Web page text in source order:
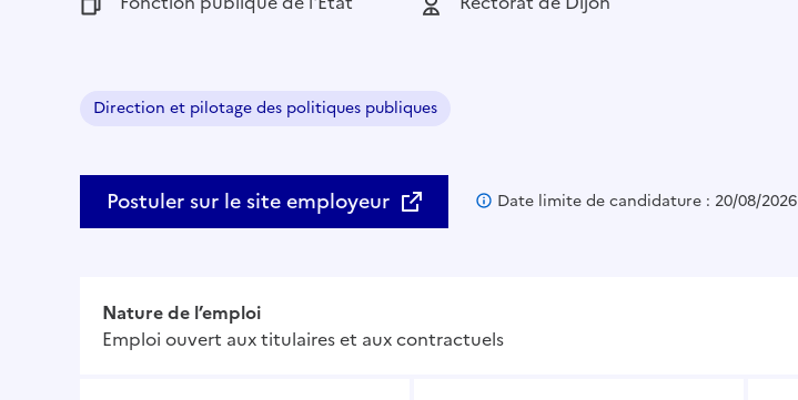
Domaine :
Direction et pilotage des politiques publiques
Postuler sur le site employeur Date limite de candidature : 20/08/2026
Nature de l’emploi
Emploi ouvert aux titulaires et aux contractuels